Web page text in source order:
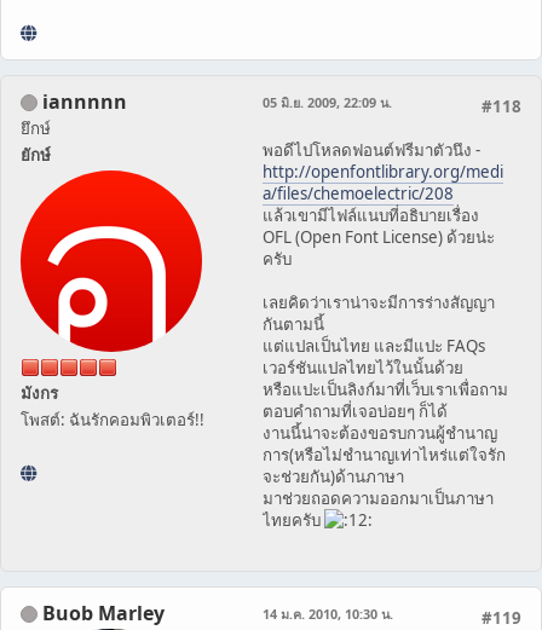
iannnnn
ยึกษ์
ยักษ์
มังกร
โพสต์: ฉันรักคอมพิวเตอร์!!
#118
05 มิ.ย. 2009, 22:09 น.
พอดีไปโหลดฟอนต์ฟรีมาตัวนึง -
http://openfontlibrary.org/medi
a/files/chemoelectric/208
แล้วเขามีไฟล์แนบที่อธิบายเรื่อง
OFL (Open Font License) ด้วยน่ะ
ครับ
เลยคิดว่าเราน่าจะมีการร่างสัญญา
กันตามนี้
แต่แปลเป็นไทย และมีแปะ FAQs
เวอร์ชันแปลไทยไว้ในนั้นด้วย
หรือแปะเป็นลิงก์มาที่เว็บเราเพื่อถาม
ตอบคำถามที่เจอบ่อยๆ ก็ได้
งานนี้น่าจะต้องขอรบกวนผู้ชำนาญ
การ(หรือไม่ชำนาญเท่าไหร่แต่ใจรัก
จะช่วยกัน)ด้านภาษา
มาช่วยถอดความออกมาเป็นภาษา
ไทยครับ
Buob Marley #119
14 ม.ค. 2010, 10:30 น.